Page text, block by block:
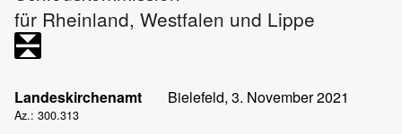
für Rheinland, Westfalen und Lippe
Landeskirchenamt Bielefeld, 3. November 2021
Az.: 300.313